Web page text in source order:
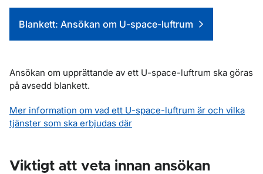
Blankett: Ansökan om U-space-luftrum
Ansökan om upprättande av ett U-space-luftrum ska göras
på avsedd blankett.
Mer information om vad ett U-space-luftrum är och vilka
tjänster som ska erbjudas där
Viktigt att veta innan ansökan